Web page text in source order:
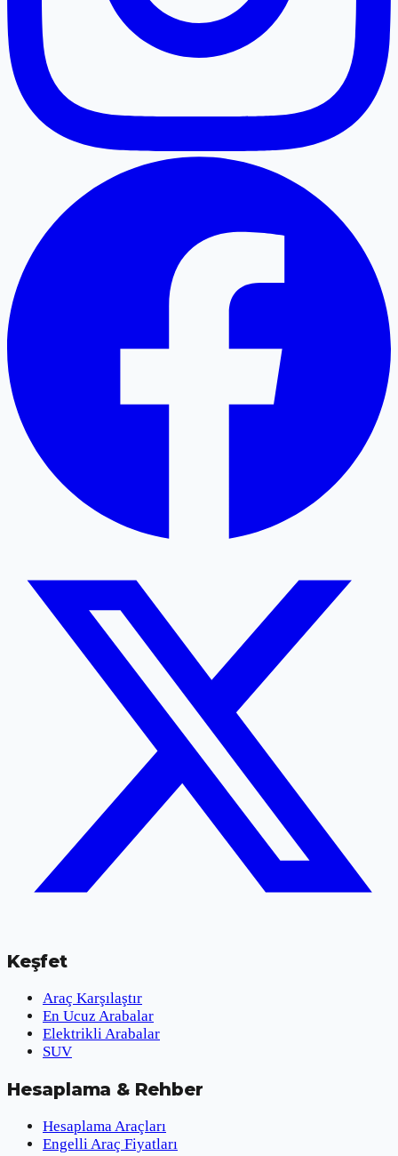
Keşfet
Araç Karşılaştır
En Ucuz Arabalar
Elektrikli Arabalar
SUV
Hesaplama & Rehber
Hesaplama Araçları
Engelli Araç Fiyatları